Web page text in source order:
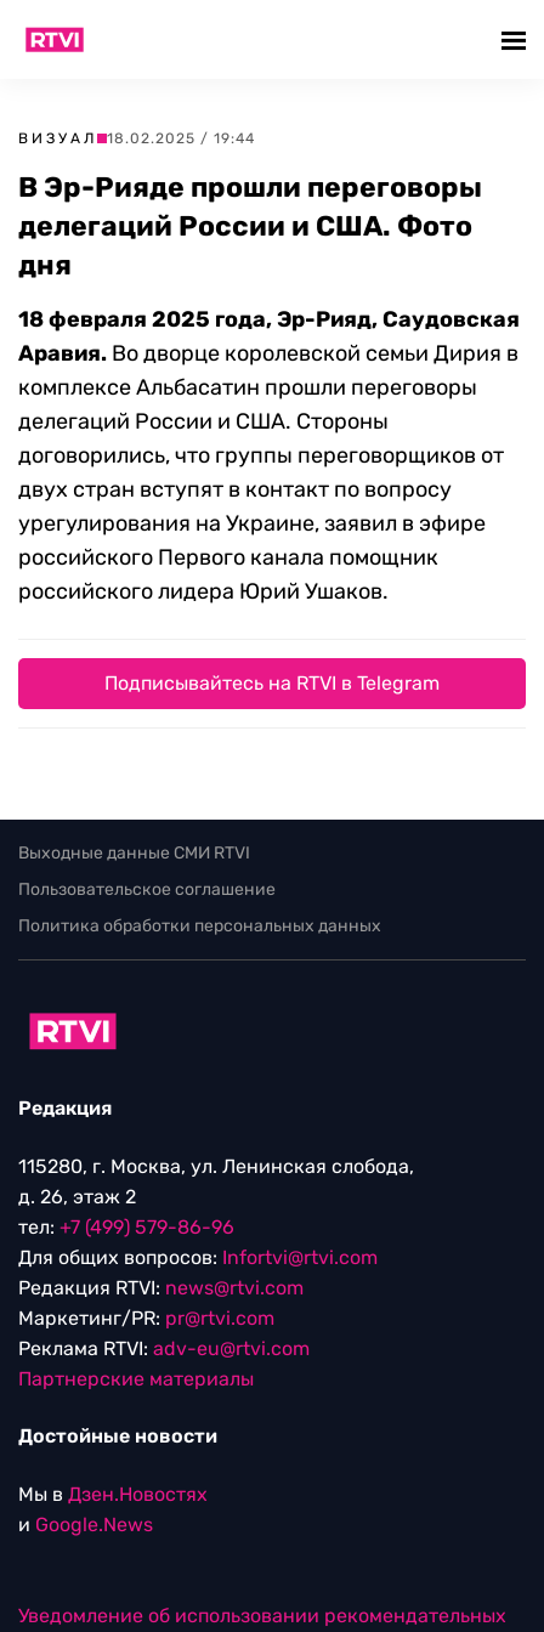
ВИЗУАЛ 18.02.2025 / 19:44
В Эр-Рияде прошли переговоры
делегаций России и США. Фото
дня
18 февраля 2025 года, Эр-Рияд, Саудовская
Аравия. Во дворце королевской семьи Дирия в
комплексе Альбасатин прошли переговоры
делегаций России и США. Стороны
договорились, что группы переговорщиков от
двух стран вступят в контакт по вопросу
урегулирования на Украине, заявил в эфире
российского Первого канала помощник
российского лидера Юрий Ушаков.
Подписывайтесь на RTVI в Telegram
Выходные данные СМИ RTVI
Пользовательское соглашение
Политика обработки персональных данных
Редакция
115280, г. Москва, ул. Ленинская слобода,
д. 26, этаж 2
тел: +7 (499) 579-86-96
Для общих вопросов: Infortvi@rtvi.com
Редакция RTVI: news@rtvi.com
Маркетинг/PR: pr@rtvi.com
Реклама RTVI: adv-eu@rtvi.com
Партнерские материалы
Достойные новости
Мы в Дзен.Новостях
и Google.News
Уведомление об использовании рекомендательных